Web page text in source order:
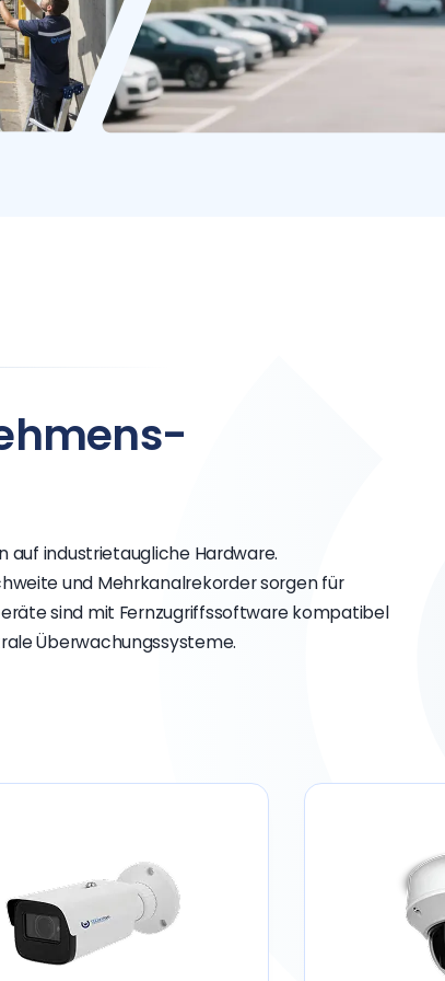
auf industrietaugliche Hardware.
und Mehrkanalrekorder sorgen für
sind mit Fernzugriffssoftware kompatibel
Überwachungssysteme.